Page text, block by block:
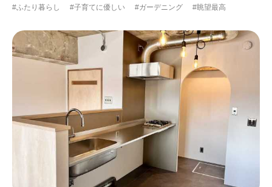
#ふたり暮らし
#子育てに優しい #ガーデニング #眺望最高